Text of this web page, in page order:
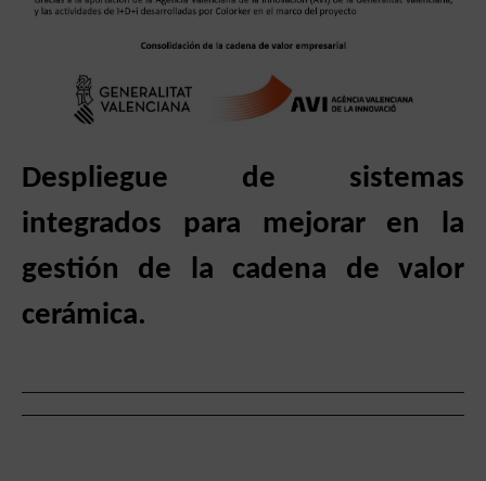
Despliegue de sistemas
integrados para mejorar en la
gestión de la cadena de valor
cerámica.